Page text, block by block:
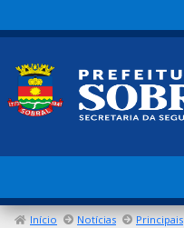
Início Notícias Principais